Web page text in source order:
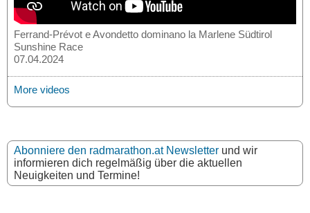
Ferrand-Prévot e Avondetto dominano la Marlene Südtirol
Sunshine Race
07.04.2024
More videos
Abonniere den radmarathon.at Newsletter und wir
informieren dich regelmäßig über die aktuellen
Neuigkeiten und Termine!